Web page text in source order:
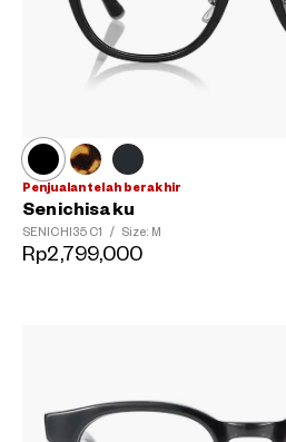
Penjualan telah berakhir
Senichisaku
SENICHI35 C1 / Size: M
Rp2,799,000